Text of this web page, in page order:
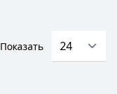
Показать